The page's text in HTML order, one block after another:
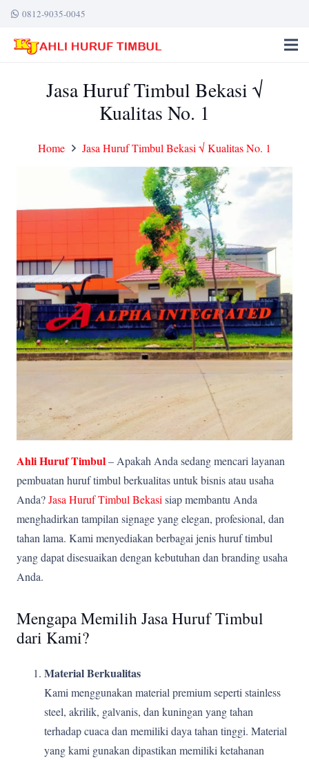
0812-9035-0045
Jasa Huruf Timbul Bekasi √
Kualitas No. 1
Home Jasa Huruf Timbul Bekasi √ Kualitas No. 1
Ahli Huruf Timbul– Apakah Anda sedang mencari layanan
pembuatan huruf timbul berkualitas untuk bisnis atau usaha
Anda?Jasa Huruf Timbul Bekasi siap membantu Anda
menghadirkan tampilan signage yang elegan, profesional, dan
tahan lama. Kami menyediakan berbagai jenis huruf timbul
yang dapat disesuaikan dengan kebutuhan dan branding usaha
Anda.
Mengapa Memilih Jasa Huruf Timbul
dari Kami?
Material Berkualitas
Kami menggunakan material premium seperti stainless
steel, akrilik, galvanis, dan kuningan yang tahan
terhadap cuaca dan memiliki daya tahan tinggi. Material
yang kami gunakan dipastikan memiliki ketahanan